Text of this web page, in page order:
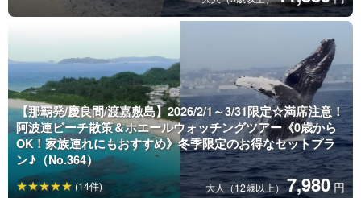
【那覇発/慶良間/渡嘉敷島】2026/2/1～3/31限定☆満席注意！
阿波連ビーチ散策＆ホエールウォッチングツアー《0歳から
OK！家族連れにもおすすめ》冬季限定のお得なセットプラ
ン♪（No.364）
大人（12歳以上）7,980 円
(14件)